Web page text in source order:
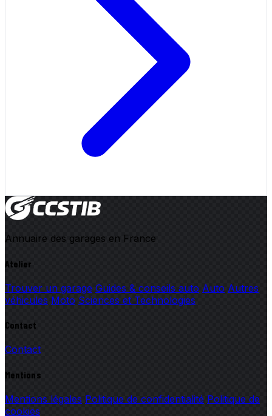
Annuaire des garages en France
Atelier
Trouver un garage Guides & conseils auto Auto Autres
véhicules Moto Sciences et Technologies
Contact
Contact
Mentions
Mentions légales Politique de confidentialité Politique de
cookies